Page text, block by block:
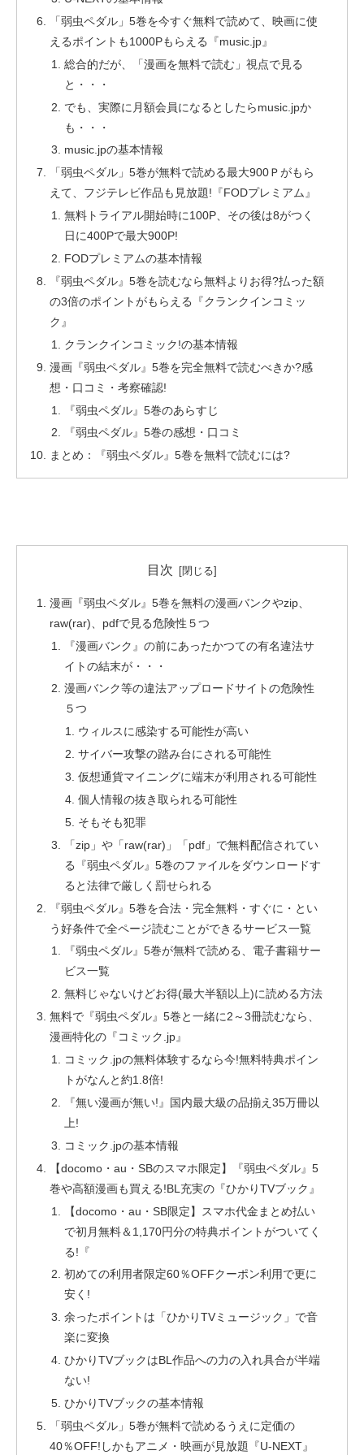
「弱虫ペダル」5巻を今すぐ無料で読めて、映画に使
えるポイントも1000Pもらえる『music.jp』
総合的だが、「漫画を無料で読む」視点で見る
と・・・
でも、実際に月額会員になるとしたらmusic.jpか
も・・・
music.jpの基本情報
「弱虫ペダル」5巻が無料で読める最大900Ｐがもら
えて、フジテレビ作品も見放題!『FODプレミアム』
無料トライアル開始時に100P、その後は8がつく
日に400Pで最大900P!
FODプレミアムの基本情報
『弱虫ペダル』5巻を読むなら無料よりお得?払った額
の3倍のポイントがもらえる『クランクインコミッ
ク』
クランクインコミック!の基本情報
漫画『弱虫ペダル』5巻を完全無料で読むべきか?感
想・口コミ・考察確認!
『弱虫ペダル』5巻のあらすじ
『弱虫ペダル』5巻の感想・口コミ
まとめ：『弱虫ペダル』5巻を無料で読むには?
目次
漫画『弱虫ペダル』5巻を無料の漫画バンクやzip、
raw(rar)、pdfで見る危険性５つ
『漫画バンク』の前にあったかつての有名違法サ
イトの結末が・・・
漫画バンク等の違法アップロードサイトの危険性
５つ
ウィルスに感染する可能性が高い
サイバー攻撃の踏み台にされる可能性
仮想通貨マイニングに端末が利用される可能性
個人情報の抜き取られる可能性
そもそも犯罪
「zip」や「raw(rar)」「pdf」で無料配信されてい
る『弱虫ペダル』5巻のファイルをダウンロードす
ると法律で厳しく罰せられる
『弱虫ペダル』5巻を合法・完全無料・すぐに・とい
う好条件で全ページ読むことができるサービス一覧
『弱虫ペダル』5巻が無料で読める、電子書籍サー
ビス一覧
無料じゃないけどお得(最大半額以上)に読める方法
無料で『弱虫ペダル』5巻と一緒に2～3冊読むなら、
漫画特化の『コミック.jp』
コミック.jpの無料体験するなら今!無料特典ポイン
トがなんと約1.8倍!
『無い漫画が無い!』国内最大級の品揃え35万冊以
上!
コミック.jpの基本情報
【docomo・au・SBのスマホ限定】『弱虫ペダル』5
巻や高額漫画も買える!BL充実の『ひかりTVブック』
【docomo・au・SB限定】スマホ代金まとめ払い
で初月無料＆1,170円分の特典ポイントがついてく
る!『
初めての利用者限定60％OFFクーポン利用で更に
安く!
余ったポイントは「ひかりTVミュージック」で音
楽に変換
ひかりTVブックはBL作品への力の入れ具合が半端
ない!
ひかりTVブックの基本情報
「弱虫ペダル」5巻が無料で読めるうえに定価の
40％OFF!しかもアニメ・映画が見放題『U-NEXT』